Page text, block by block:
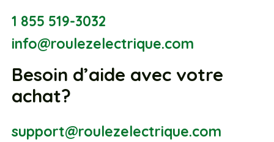
1 855 519-3032
info@roulezelectrique.com
Besoin d’aide avec votre
achat?
support@roulezelectrique.com